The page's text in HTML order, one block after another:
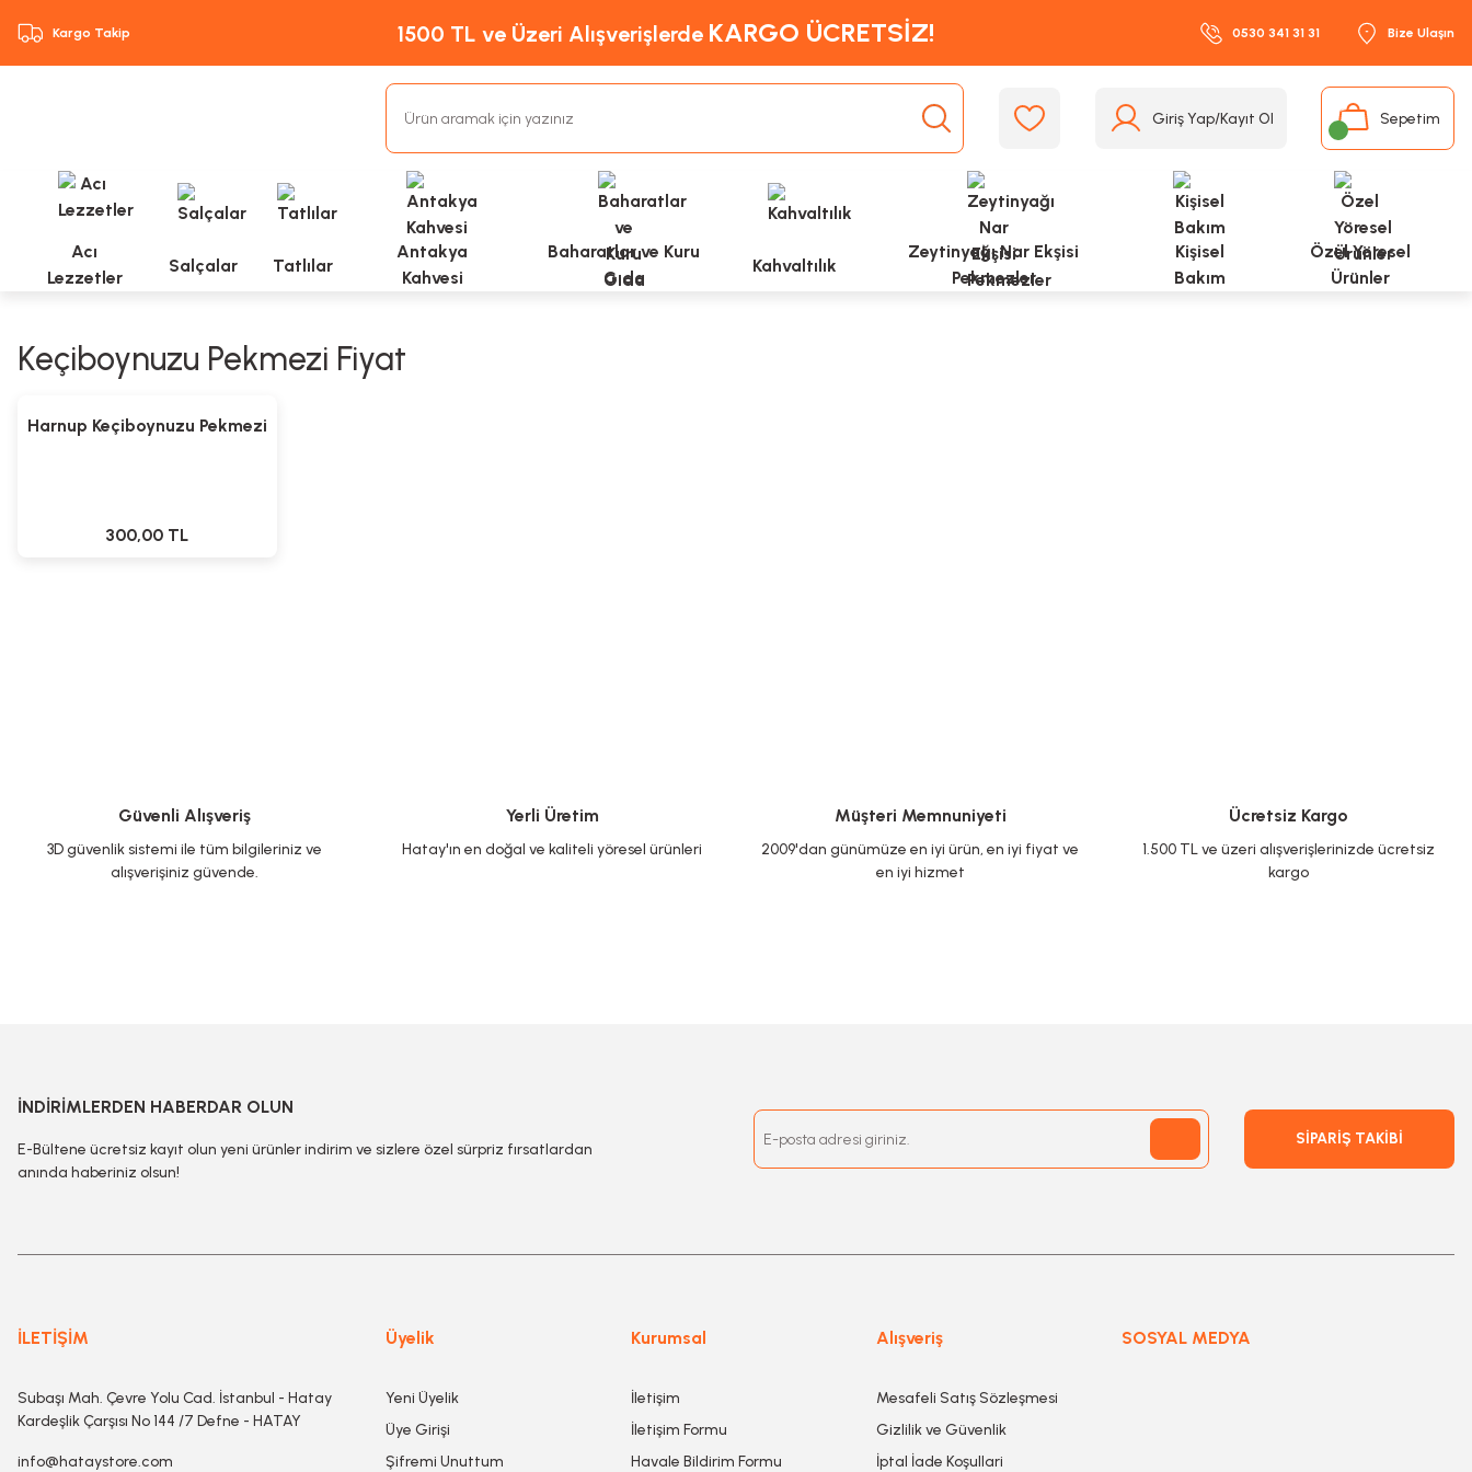
Kargo Takip 1500 TL ve Üzeri Alışverişlerde KARGO ÜCRETSİZ! 0530 341 31 31 Bize Ulaşın
Giriş Yap/Kayıt Ol Sepetim
Acı
Lezzetler
Salçalar Tatlılar
Antakya
Kahvesi
Baharatlar ve Kuru
Gıda
Kahvaltılık
Zeytinyağı Nar Ekşisi
Pekmezler
Kişisel
Bakım
Özel Yöresel
Ürünler
Keçiboynuzu Pekmezi Fiyat
Harnup Keçiboynuzu Pekmezi
300,00 TL
Güvenli Alışveriş
3D güvenlik sistemi ile tüm bilgileriniz ve
alışverişiniz güvende.
Yerli Üretim
Hatay'ın en doğal ve kaliteli yöresel ürünleri
Müşteri Memnuniyeti
2009'dan günümüze en iyi ürün, en iyi fiyat ve
en iyi hizmet
Ücretsiz Kargo
1.500 TL ve üzeri alışverişlerinizde ücretsiz
kargo
İNDİRİMLERDEN HABERDAR OLUN
E-Bültene ücretsiz kayıt olun yeni ürünler indirim ve sizlere özel sürpriz fırsatlardan
anında haberiniz olsun!
SİPARİŞ TAKİBİ
İLETİŞİM
Subaşı Mah. Çevre Yolu Cad. İstanbul - Hatay
Kardeşlik Çarşısı No 144 /7 Defne - HATAY
info@hataystore.com
Üyelik
Yeni Üyelik
Üye Girişi
Şifremi Unuttum
Kurumsal
İletişim
İletişim Formu
Havale Bildirim Formu
Alışveriş
Mesafeli Satış Sözleşmesi
Gizlilik ve Güvenlik
İptal İade Koşullari
SOSYAL MEDYA